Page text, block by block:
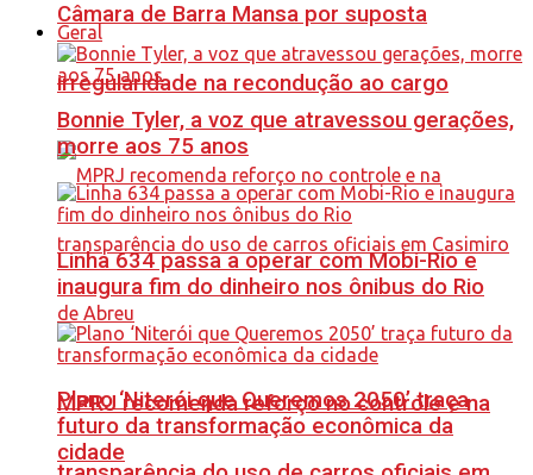
Câmara de Barra Mansa por suposta
irregularidade na recondução ao cargo
MPRJ recomenda reforço no controle e na
Geral
Bonnie Tyler, a voz que atravessou gerações,
morre aos 75 anos
Linha 634 passa a operar com Mobi-Rio e
inaugura fim do dinheiro nos ônibus do Rio
Plano ‘Niterói que Queremos 2050’ traça
futuro da transformação econômica da
cidade